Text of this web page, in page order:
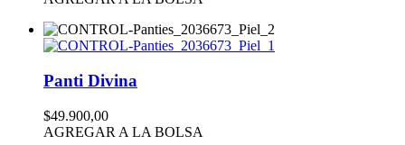
Panti Divina
$49.900,00
AGREGAR A LA BOLSA